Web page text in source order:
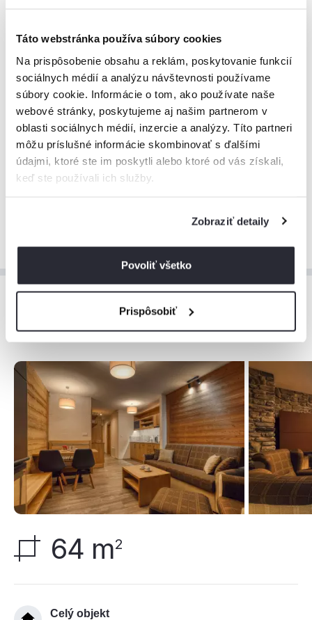
Táto webstránka používa súbory cookies
Na prispôsobenie obsahu a reklám, poskytovanie funkcií
sociálnych médií a analýzu návštevnosti používame
súbory cookie. Informácie o tom, ako používate naše
webové stránky, poskytujeme aj našim partnerom v
oblasti sociálnych médií, inzercie a analýzy. Títo partneri
môžu príslušné informácie skombinovať s ďalšími
údajmi, ktoré ste im poskytli alebo ktoré od vás získali,
keď ste používali ich služby.
Zobraziť detaily
Povoliť všetko
Prispôsobiť
Platí od 2.1. do 31.3.
Bez stravy
Piatok - Sobota 350€/noc
Jarné prázdniny
Platí od 18.2. do 10.3.
Minimálne3 noci
Bez stravy
380
Zobraziť viac
2 spálne | 1 obývačka | 1 kuchyňa | 2 kúpeľne
64 m2
Celý objekt